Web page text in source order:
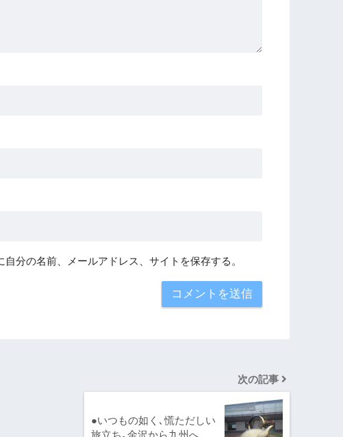
分の名前、メールアドレス、サイトを保存する。
次の記事
●いつもの如く､慌ただしい
旅立ち｡金沢から九州へ